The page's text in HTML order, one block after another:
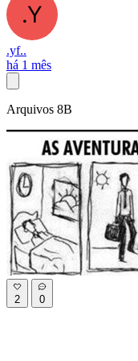
.yf..
há 1 mês
Arquivos 8B
2 0